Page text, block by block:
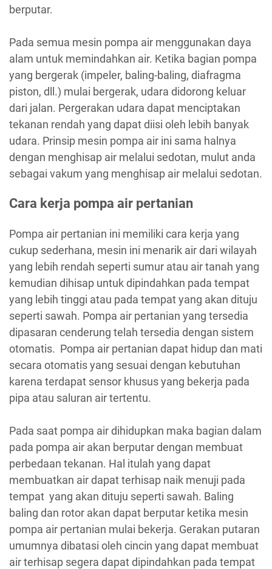
berputar.
Pada semua mesin pompa air menggunakan daya
alam untuk memindahkan air. Ketika bagian pompa
yang bergerak (impeler, baling-baling, diafragma
piston, dll.) mulai bergerak, udara didorong keluar
dari jalan. Pergerakan udara dapat menciptakan
tekanan rendah yang dapat diisi oleh lebih banyak
udara. Prinsip mesin pompa air ini sama halnya
dengan menghisap air melalui sedotan, mulut anda
sebagai vakum yang menghisap air melalui sedotan.
Cara kerja pompa air pertanian
Pompa air pertanian ini memiliki cara kerja yang
cukup sederhana, mesin ini menarik air dari wilayah
yang lebih rendah seperti sumur atau air tanah yang
kemudian dihisap untuk dipindahkan pada tempat
yang lebih tinggi atau pada tempat yang akan dituju
seperti sawah. Pompa air pertanian yang tersedia
dipasaran cenderung telah tersedia dengan sistem
otomatis. Pompa air pertanian dapat hidup dan mati
secara otomatis yang sesuai dengan kebutuhan
karena terdapat sensor khusus yang bekerja pada
pipa atau saluran air tertentu.
Pada saat pompa air dihidupkan maka bagian dalam
pada pompa air akan berputar dengan membuat
perbedaan tekanan. Hal itulah yang dapat
membuatkan air dapat terhisap naik menuji pada
tempat yang akan dituju seperti sawah. Baling
baling dan rotor akan dapat berputar ketika mesin
pompa air pertanian mulai bekerja. Gerakan putaran
umumnya dibatasi oleh cincin yang dapat membuat
air terhisap segera dapat dipindahkan pada tempat